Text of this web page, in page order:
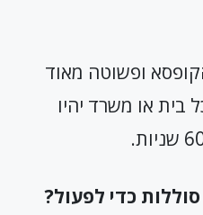
ופשוטה מאוד
בית או משרד יהיו
כדי לפעול?